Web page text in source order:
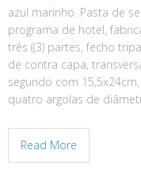
azul marinho. Pasta de
programa de hotel,
três ((3) partes, fecho
de contra capa,
segundo com
quatro argolas de
Read More